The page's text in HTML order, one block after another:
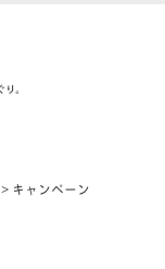
> キャンペーン